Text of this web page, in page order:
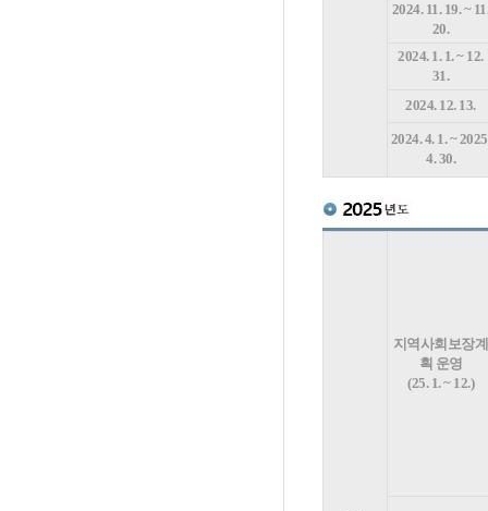
2024. 11. 19. ~
20.
2024. 1. 1. ~ 12.
31.
2024. 12. 13.
2024. 4. 1. ~
4. 30.
지역사회보장계
획 운영
(25. 1. ~ 12.)